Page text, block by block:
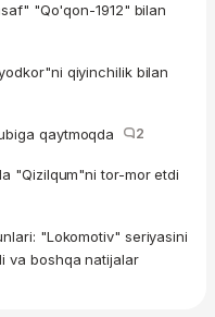
"Qo'qon-1912" bilan
qiyinchilik bilan
qaytmoqda 2
"Qizilqum"ni tor-mor etdi
"Lokomotiv" seriyasini
va boshqa natijalar